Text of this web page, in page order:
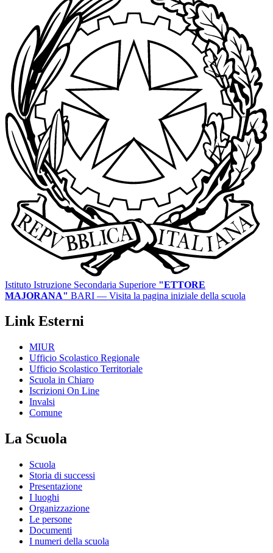
Istituto Istruzione Secondaria Superiore "ETTORE
MAJORANA" BARI — Visita la pagina iniziale della scuola
Link Esterni
MIUR
Ufficio Scolastico Regionale
Ufficio Scolastico Territoriale
Scuola in Chiaro
Iscrizioni On Line
Invalsi
Comune
La Scuola
Scuola
Storia di successi
Presentazione
I luoghi
Organizzazione
Le persone
Documenti
I numeri della scuola